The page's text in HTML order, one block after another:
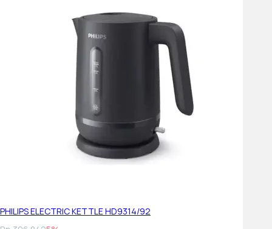
PHILIPS ELECTRIC KETTLE HD9314/92